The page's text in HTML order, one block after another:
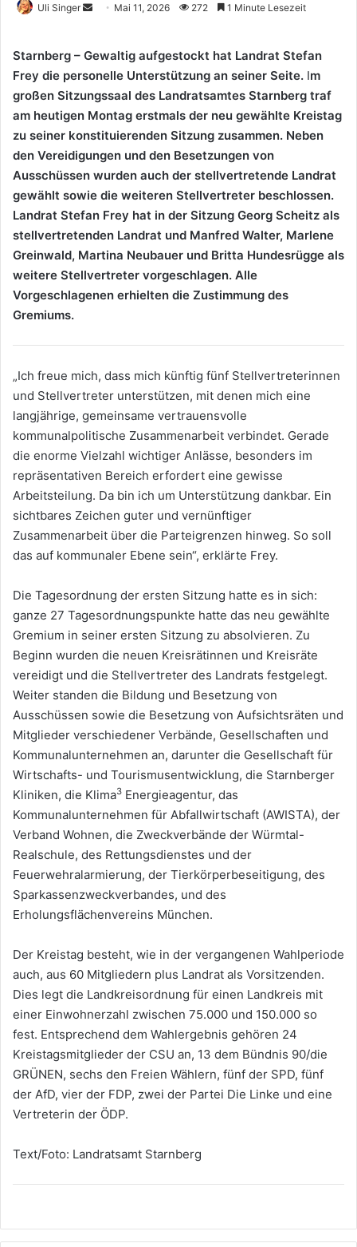
Uli Singer
Sende
E-
Mail
Mai 11, 2026 272 1 Minute Lesezeit
Starnberg – Gewaltig aufgestockt hat Landrat Stefan
Frey die personelle Unterstützung an seiner Seite. Im
großen Sitzungssaal des Landratsamtes Starnberg traf
am heutigen Montag erstmals der neu gewählte Kreistag
zu seiner konstituierenden Sitzung zusammen. Neben
den Vereidigungen und den Besetzungen von
Ausschüssen wurden auch der stellvertretende Landrat
gewählt sowie die weiteren Stellvertreter beschlossen.
Landrat Stefan Frey hat in der Sitzung Georg Scheitz als
stellvertretenden Landrat und Manfred Walter, Marlene
Greinwald, Martina Neubauer und Britta Hundesrügge als
weitere Stellvertreter vorgeschlagen. Alle
Vorgeschlagenen erhielten die Zustimmung des
Gremiums.
„Ich freue mich, dass mich künftig fünf Stellvertreterinnen
und Stellvertreter unterstützen, mit denen mich eine
langjährige, gemeinsame vertrauensvolle
kommunalpolitische Zusammenarbeit verbindet. Gerade
die enorme Vielzahl wichtiger Anlässe, besonders im
repräsentativen Bereich erfordert eine gewisse
Arbeitsteilung. Da bin ich um Unterstützung dankbar. Ein
sichtbares Zeichen guter und vernünftiger
Zusammenarbeit über die Parteigrenzen hinweg. So soll
das auf kommunaler Ebene sein“, erklärte Frey.
Die Tagesordnung der ersten Sitzung hatte es in sich:
ganze 27 Tagesordnungspunkte hatte das neu gewählte
Gremium in seiner ersten Sitzung zu absolvieren. Zu
Beginn wurden die neuen Kreisrätinnen und Kreisräte
vereidigt und die Stellvertreter des Landrats festgelegt.
Weiter standen die Bildung und Besetzung von
Ausschüssen sowie die Besetzung von Aufsichtsräten und
Mitglieder verschiedener Verbände, Gesellschaften und
Kommunalunternehmen an, darunter die Gesellschaft für
Wirtschafts- und Tourismusentwicklung, die Starnberger
Kliniken, die Klima3 Energieagentur, das
Kommunalunternehmen für Abfallwirtschaft (AWISTA), der
Verband Wohnen, die Zweckverbände der Würmtal-
Realschule, des Rettungsdienstes und der
Feuerwehralarmierung, der Tierkörperbeseitigung, des
Sparkassenzweckverbandes, und des
Erholungsflächenvereins München.
Der Kreistag besteht, wie in der vergangenen Wahlperiode
auch, aus 60 Mitgliedern plus Landrat als Vorsitzenden.
Dies legt die Landkreisordnung für einen Landkreis mit
einer Einwohnerzahl zwischen 75.000 und 150.000 so
fest. Entsprechend dem Wahlergebnis gehören 24
Kreistagsmitglieder der CSU an, 13 dem Bündnis 90/die
GRÜNEN, sechs den Freien Wählern, fünf der SPD, fünf
der AfD, vier der FDP, zwei der Partei Die Linke und eine
Vertreterin der ÖDP.
Text/Foto: Landratsamt Starnberg